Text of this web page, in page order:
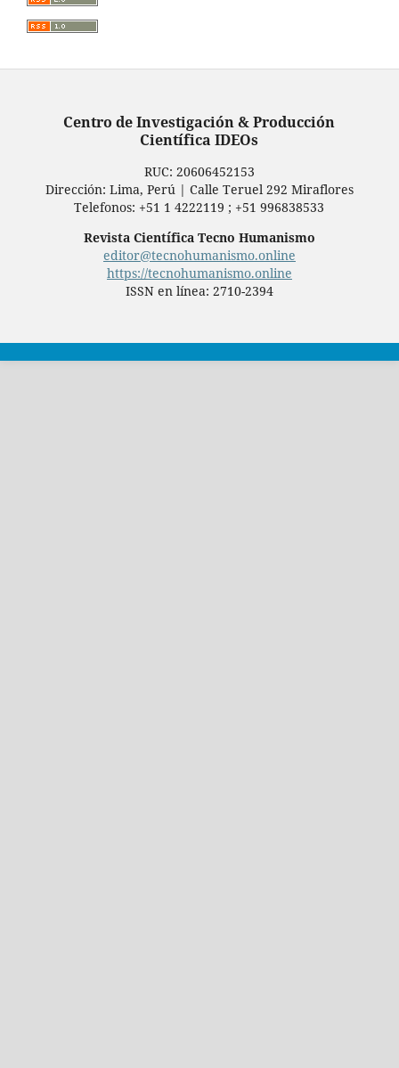
Centro de Investigación & Producción
Científica IDEOs
RUC: ‬20606452153‪
Dirección: Lima, Perú | Calle Teruel 292 Miraflores
Telefonos: +51 1 4222119 ; +51 996838533
Revista Científica Tecno Humanismo
editor@tecnohumanismo.online
https://tecnohumanismo.online
ISSN en línea: 2710-2394